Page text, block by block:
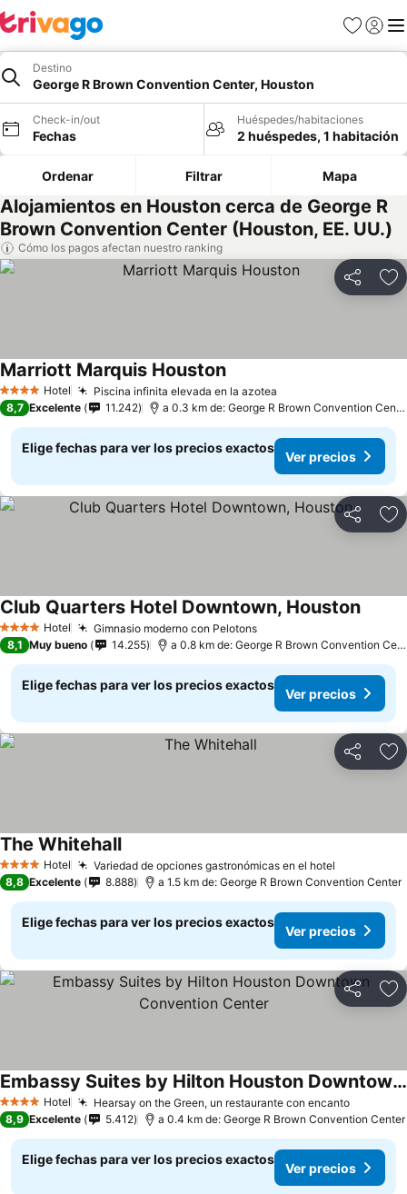
Favoritos
Iniciar
Destino
George R Brown Convention Center, Houston
Check-in/out
Fechas
Huéspedes/habitaciones
2 huéspedes, 1 habitación
Ordenar Filtrar Mapa
Alojamientos en Houston cerca de George R
Brown Convention Center (Houston, EE. UU.)
Cómo los pagos afectan nuestro ranking
Compartir
4 EstrellasHotel Piscina infinita elevada en la azotea
Marriott Marquis Houston
8,7 Excelente 11.242 a 0.3 km de: George R Brown Convention Center
Elige fechas para ver los precios exactos
Ver precios
Compartir
4 EstrellasHotel Gimnasio moderno con Pelotons
Club Quarters Hotel Downtown, Houston
8,1 Muy bueno 14.255 a 0.8 km de: George R Brown Convention Center
Elige fechas para ver los precios exactos
Ver precios
Compartir
4 EstrellasHotel Variedad de opciones gastronómicas en el hotel
The Whitehall
8,8 Excelente 8.888 a 1.5 km de: George R Brown Convention Center
Elige fechas para ver los precios exactos
Ver precios
Compartir
4 EstrellasHotel Hearsay on the Green, un restaurante con encanto
Embassy Suites by Hilton Houston Downtown Convention Center
8,9 Excelente 5.412 a 0.4 km de: George R Brown Convention Center
Elige fechas para ver los precios exactos
Ver precios